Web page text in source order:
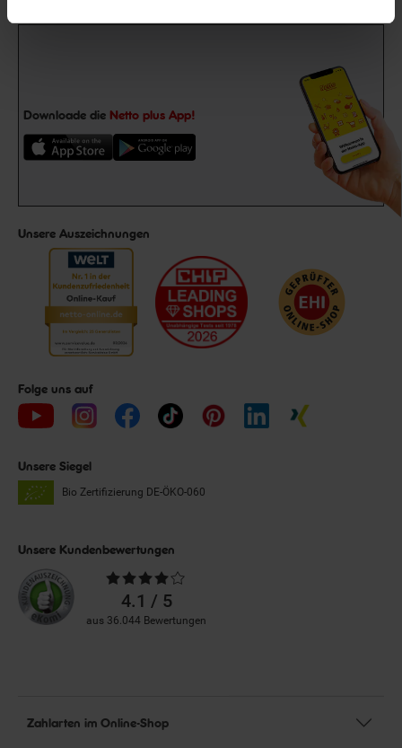
Downloade die Netto plus App!
Unsere Auszeichnungen
Folge uns auf
Unsere Siegel
Bio Zertifizierung DE-ÖKO-060
Unsere Kundenbewertungen
Durchschnittliche
Bewertungen4.1 / 5
aus 36.044 Bewertungen
Zahlarten im Online-Shop